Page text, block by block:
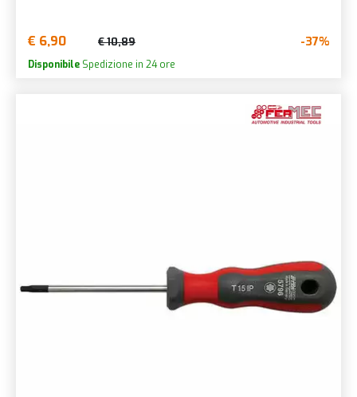
€ 6,90 € 10,89 -37%
Disponibile Spedizione in 24 ore